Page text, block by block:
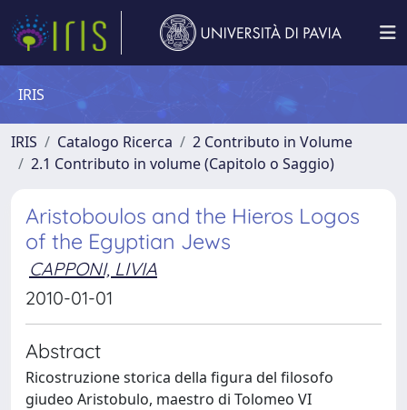
IRIS
IRIS Catalogo Ricerca
2 Contributo in Volume
2.1 Contributo in volume (Capitolo o Saggio)
Aristoboulos and the Hieros Logos
of the Egyptian Jews
CAPPONI, LIVIA
2010-01-01
Abstract
Ricostruzione storica della figura del filosofo
giudeo Aristobulo, maestro di Tolomeo VI